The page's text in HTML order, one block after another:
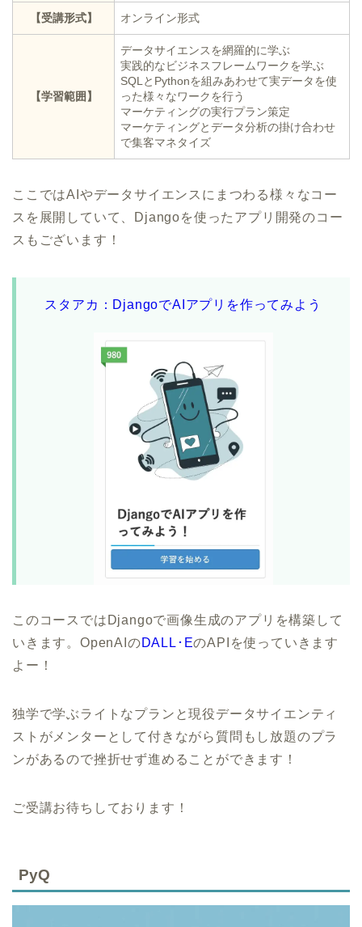
【受講形式】 オンライン形式
【学習範囲】
データサイエンスを網羅的に学ぶ
実践的なビジネスフレームワークを学ぶ
SQLとPythonを組みあわせて実データを使
った様々なワークを行う
マーケティングの実行プラン策定
マーケティングとデータ分析の掛け合わせ
で集客マネタイズ
ここではAIやデータサイエンスにまつわる様々なコー
スを展開していて、Djangoを使ったアプリ開発のコー
スもございます！
スタアカ：DjangoでAIアプリを作ってみよう
このコースではDjangoで画像生成のアプリを構築して
いきます。OpenAIのDALL･EのAPIを使っていきます
よー！
独学で学ぶライトなプランと現役データサイエンティ
ストがメンターとして付きながら質問もし放題のプラ
ンがあるので挫折せず進めることができます！
ご受講お待ちしております！
PyQ